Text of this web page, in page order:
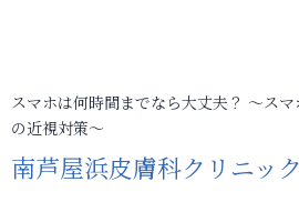
スマホは何時間までなら大丈夫？ ～ス
の近視対策～
南芦屋浜皮膚科クリニック